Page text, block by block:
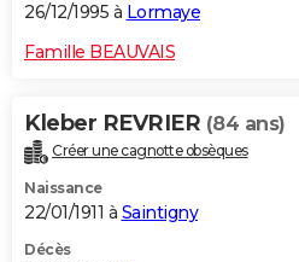
26/12/1995 à Lormaye
Famille BEAUVAIS
Kleber REVRIER (84 ans)
Créer une cagnotte obsèques
Naissance
22/01/1911 à Saintigny
Décès